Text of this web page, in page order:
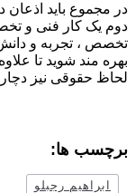
باید اذعان داشت
کار فنی و تخصصی
تجربه و دانش
شوید تا علاوه بر
نیز دچار
ها:
رجبلو